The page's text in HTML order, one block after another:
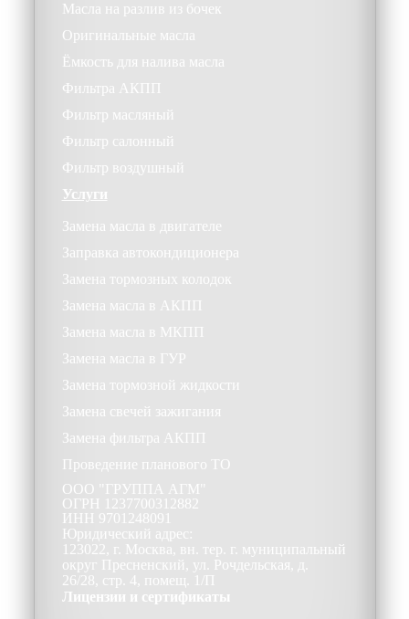
Масла на разлив из бочек
Оригинальные масла
Ёмкость для налива масла
Фильтра АКПП
Фильтр масляный
Фильтр салонный
Фильтр воздушный
Услуги
Замена масла в двигателе
Заправка автокондиционера
Замена тормозных колодок
Замена масла в АКПП
Замена масла в МКПП
Замена масла в ГУР
Замена тормозной жидкости
Замена свечей зажигания
Замена фильтра АКПП
Проведение планового ТО
ООО "ГРУППА АГМ"
ОГРН 1237700312882
ИНН 9701248091
Юридический адрес:
123022, г. Москва, вн. тер. г. муниципальный
округ Пресненский, ул. Рочдельская, д.
26/28, стр. 4, помещ. 1/П
Лицензии и сертификаты